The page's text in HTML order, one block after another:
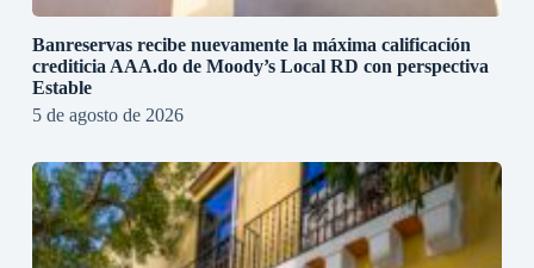
Banreservas recibe nuevamente la máxima calificación
crediticia AAA.do de Moody’s Local RD con perspectiva
Estable
5 de agosto de 2026